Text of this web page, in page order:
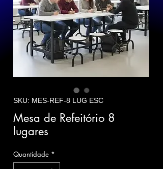
SKU: MES-REF-8 LUG ESC
Mesa de Refeitório 8
lugares
Quantidade *